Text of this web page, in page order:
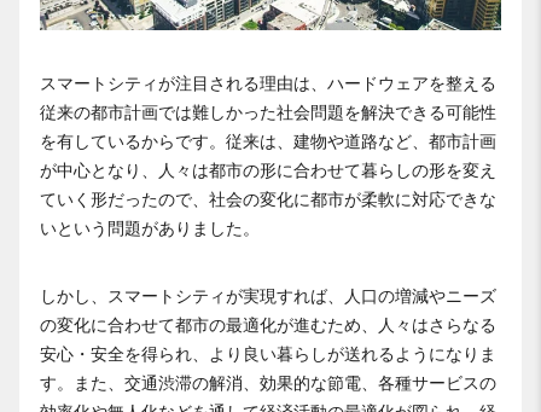
スマートシティが注目される理由は、ハードウェアを整える
従来の都市計画では難しかった社会問題を解決できる可能性
を有しているからです。従来は、建物や道路など、都市計画
が中心となり、人々は都市の形に合わせて暮らしの形を変え
ていく形だったので、社会の変化に都市が柔軟に対応できな
いという問題がありました。
しかし、スマートシティが実現すれば、人口の増減やニーズ
の変化に合わせて都市の最適化が進むため、人々はさらなる
安心・安全を得られ、より良い暮らしが送れるようになりま
す。また、交通渋滞の解消、効果的な節電、各種サービスの